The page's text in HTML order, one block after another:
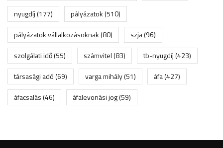
nyugdíj(177) pályázatok(510)
pályázatok vállalkozásoknak(80) szja(96)
szolgálati idő(55) számvitel(83) tb-nyugdíj(423)
társasági adó(69) varga mihály(51) áfa(427)
áfacsalás(46) áfalevonási jog(59)